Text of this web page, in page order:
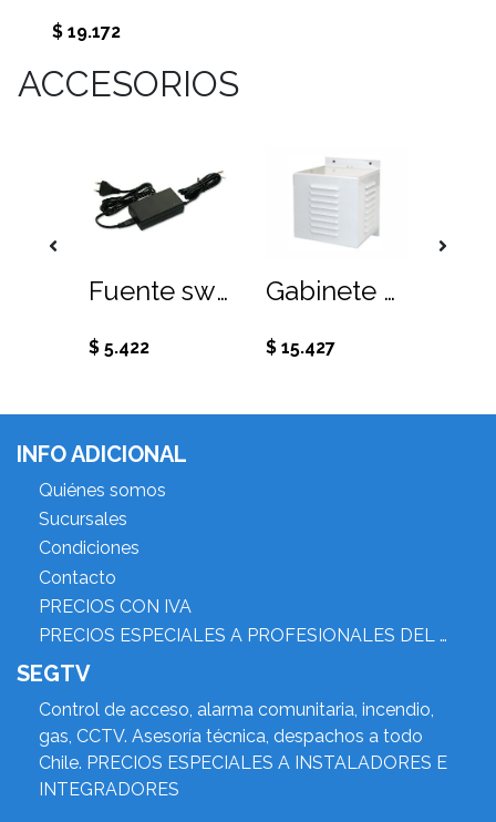
$ 19.172
ACCESORIOS
Fuente switching 220 Vac, 12Vdc 2A sin enchufe, sin conector
$ 5.422
Gabinete metálico sirena 15w
$ 15.427
INFO ADICIONAL
Quiénes somos
Sucursales
Condiciones
Contacto
PRECIOS CON IVA
PRECIOS ESPECIALES A PROFESIONALES DEL RUBRO
SEGTV
Control de acceso, alarma comunitaria, incendio,
gas, CCTV. Asesoría técnica, despachos a todo
Chile. PRECIOS ESPECIALES A INSTALADORES E
INTEGRADORES